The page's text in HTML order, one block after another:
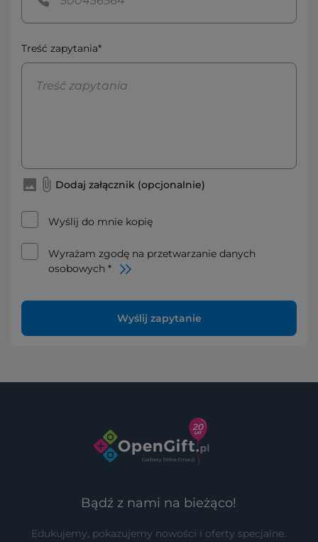
Treść zapytania*
Dodaj załącznik (opcjonalnie)
Wyślij do mnie kopię
Wyrażam zgodę na przetwarzanie danych
osobowych *
Wyślij zapytanie
Bądź z nami na bieżąco!
Edukujemy, pokazujemy nowości i oferty specjalne.